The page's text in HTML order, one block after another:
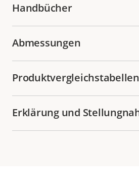
Handbücher
Abmessungen
Produktvergleichstabellen
Erklärung und